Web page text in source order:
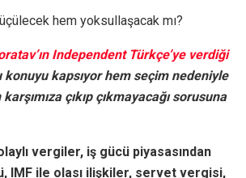
hem yoksullaşacak mı?
Independent Türkçe’ye verdiği
kapsıyor hem seçim nedeniyle
çıkıp çıkmayacağı sorusuna
vergiler, iş gücü piyasasından
IMF ile olası ilişkiler, servet vergisi,